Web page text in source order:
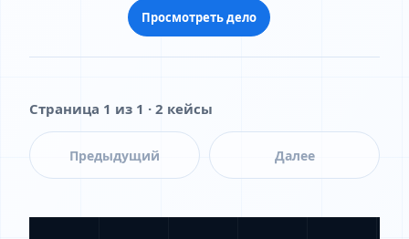
Просмотреть дело
Страница 1 из 1 · 2 кейсы
Предыдущий Далее